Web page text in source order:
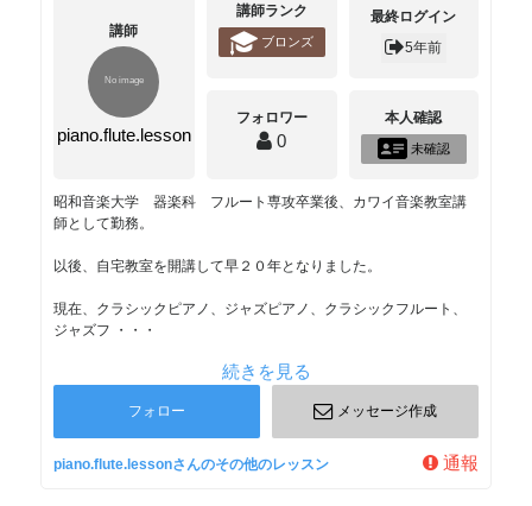
講師
piano.flute.lesson
講師ランク
ブロンズ
最終ログイン
5年前
フォロワー
0
本人確認
未確認
昭和音楽大学 器楽科 フルート専攻卒業後、カワイ音楽教室講
師として勤務。
以後、自宅教室を開講して早２０年となりました。
現在、クラシックピアノ、ジャズピアノ、クラシックフルート、
ジャズフ ・・・
続きを見る
フォロー メッセージ作成
piano.flute.lessonさんのその他のレッスン 通報